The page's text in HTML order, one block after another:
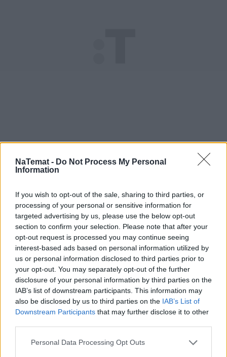
NaTemat - Do Not Process My Personal
Information
If you wish to opt-out of the sale, sharing to third parties, or
processing of your personal or sensitive information for
targeted advertising by us, please use the below opt-out
section to confirm your selection. Please note that after your
opt-out request is processed you may continue seeing
interest-based ads based on personal information utilized by
us or personal information disclosed to third parties prior to
your opt-out. You may separately opt-out of the further
disclosure of your personal information by third parties on the
IAB’s list of downstream participants. This information may
also be disclosed by us to third parties on the IAB’s List of
Downstream Participants that may further disclose it to other
Personal Data Processing Opt Outs
Mocne strony: Przestronność, świetne
multimedia, ogromny bagażnik i wzorowy komfort
jazdy.
Słabe strony: Przeładowanie wnętrza błyszczącym
plastikiem "piano black" i wysoka cena bogato
wyposażonych wersji.
Czytaj także: